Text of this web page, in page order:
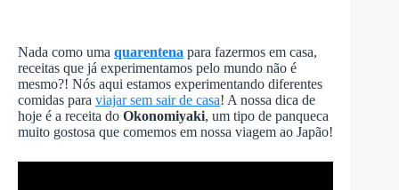
Nada como uma quarentena para fazermos em casa,
receitas que já experimentamos pelo mundo não é
mesmo?! Nós aqui estamos experimentando diferentes
comidas para viajar sem sair de casa! A nossa dica de
hoje é a receita do Okonomiyaki, um tipo de panqueca
muito gostosa que comemos em nossa viagem ao Japão!